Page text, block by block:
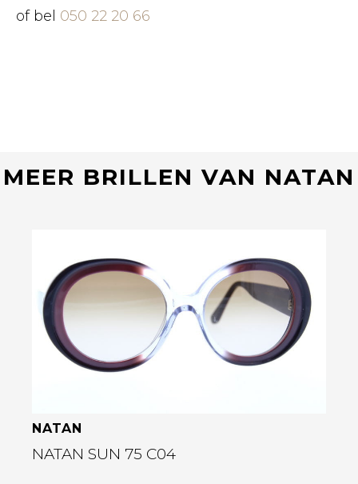
of bel 050 22 20 66
MEER BRILLEN VAN NATAN
Bekijk deze bril
NATAN
NATAN SUN 75 C04